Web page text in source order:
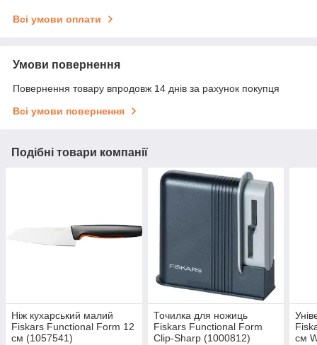
Всі умови оплати
Умови повернення
Повернення товару впродовж 14 днів за рахунок покупця
Всі умови повернення
Подібні товари компанії
Ніж кухарський малий
Fiskars Functional Form 12
см (1057541)
Точилка для ножиць
Fiskars Functional Form
Clip-Sharp (1000812)
см